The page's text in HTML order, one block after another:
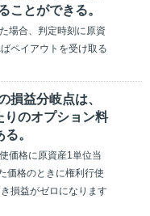
ことができる。
場合、判定時刻に原資
ペイアウトを受け取る
損益分岐点は、
りのオプション料
。
価格に原資産1単位当
価格のときに権利行使
損益がゼロになります